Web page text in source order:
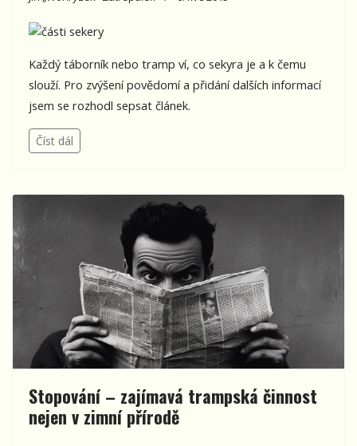
Každý táborník nebo tramp ví, co sekyra je a k čemu
slouží. Pro zvýšení povědomí a přidání dalších informací
jsem se rozhodl sepsat článek.
Číst dál
Stopování – zajímavá trampská činnost
nejen v zimní přírodě